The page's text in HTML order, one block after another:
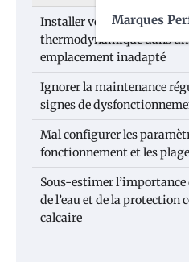
Marques
Installer votre chauffe-eau
thermodynamique dans un
emplacement inadapté
Ignorer la maintenance
signes de
Mal configurer les
fonctionnement et les
Sous-estimer l’importance
de l’eau et de la protection
calcaire